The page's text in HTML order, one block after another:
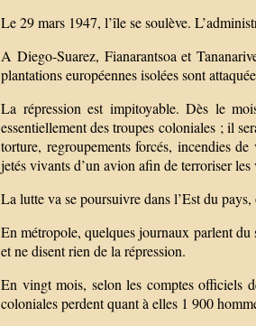
Le 29 mars 1947, l’île se soulève.
A Diego-Suarez, Fianarantsoa et
plantations européennes isolées sont
La répression est impitoyable. Dès le
essentiellement des troupes coloniales ; il
torture, regroupements forcés, incendies
jetés vivants d’un avion afin de terroriser
La lutte va se poursuivre dans l’Est du
En métropole, quelques journaux parlent du
et ne disent rien de la répression.
En vingt mois, selon les comptes officiels
coloniales perdent quant à elles 1 900